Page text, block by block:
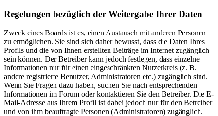
Regelungen bezüglich der Weitergabe Ihrer Daten
Zweck eines Boards ist es, einen Austausch mit anderen Personen
zu ermöglichen. Sie sind sich daher bewusst, dass die Daten Ihres
Profils und die von Ihnen erstellten Beiträge im Internet zugänglich
sein können. Der Betreiber kann jedoch festlegen, dass einzelne
Informationen nur für einen eingeschränkten Nutzerkreis (z. B.
andere registrierte Benutzer, Administratoren etc.) zugänglich sind.
Wenn Sie Fragen dazu haben, suchen Sie nach entsprechenden
Informationen im Forum oder kontaktieren Sie den Betreiber. Die E-
Mail-Adresse aus Ihrem Profil ist dabei jedoch nur für den Betreiber
und von ihm beauftragte Personen (Administratoren) zugänglich.